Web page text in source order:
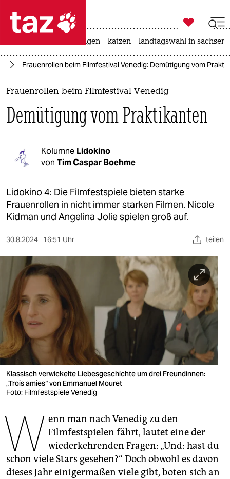
 taz zahl ich
taz zahl ich
themen
politik
gesellschaft
kultur
sport
nord
wahrheit
verlag
verlag
veranstaltungen
shop
fragen & hilfe
unterstützen
abo
genossenschaft
epaper login

taz zahl ich
bergsteigen katzen landtagswahl in
Frauenrollen beim Filmfestival Venedig: Demütigung vom
Frauenrollen beim Filmfestival Venedig
Demütigung vom Praktikanten
Kolumne Lidokino
von Tim Caspar Boehme
Lidokino 4: Die Filmfestspiele bieten starke
Frauenrollen in nicht immer starken Filmen. Nicole
Kidman und Angelina Jolie spielen groß auf.
30.8.2024 16:51 Uhr teilen
Klassisch verwickelte Liebesgeschichte um drei Freundinnen:
„Trois amies“ von Emmanuel Mouret
Foto: Filmfestspiele Venedig
W enn man nach Venedig zu den
Filmfestspielen fährt, lautet eine der
wiederkehrenden Fragen: „Und: hast du
schon viele Stars gesehen?“ Doch obwohl es davon
dieses Jahr einigermaßen viele gibt, boten sich an